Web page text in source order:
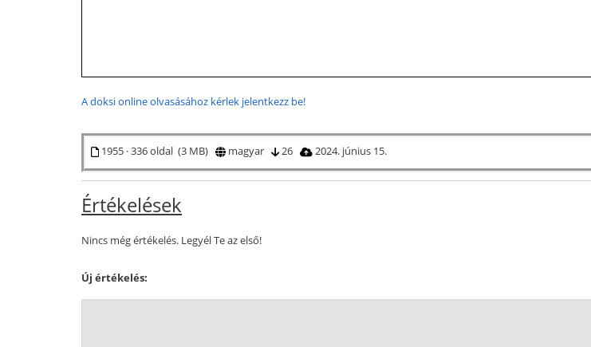
A doksi online olvasásához kérlek jelentkezz be!
1955 · 336 oldal (3 MB) magyar 26 2024. június 15.
Értékelések
Nincs még értékelés. Legyél Te az első!
Új értékelés: